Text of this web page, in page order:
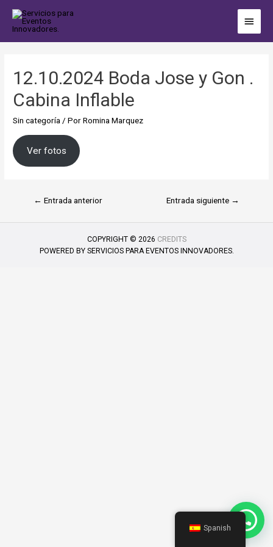
12.10.2024 Boda Jose y Gon .
Cabina Inflable
Sin categoría / PorRomina Marquez
Ver fotos
← Entrada anterior Entrada siguiente →
COPYRIGHT © 2026 CREDITS
POWERED BY SERVICIOS PARA EVENTOS INNOVADORES.
Spanish